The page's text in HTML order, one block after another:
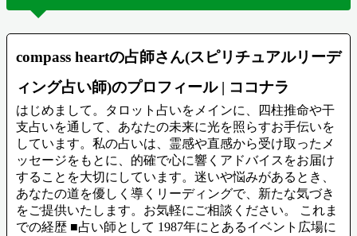
compass heartの占師さん(スピリチュアルリーデ
ィング占い師)のプロフィール | ココナラ
はじめまして。タロット占いをメインに、四柱推命や干
支占いを通して、あなたの未来に光を照らすお手伝いを
しています。私の占いは、霊感や直感から受け取ったメ
ッセージをもとに、的確で心に響くアドバイスをお届け
することを大切にしています。迷いや悩みがあるとき、
あなたの道を優しく導くリーディングで、新たな気づき
をご提供いたします。お気軽にご相談ください。 これま
での経歴 ■占い師として 1987年にとあるイベント広場に